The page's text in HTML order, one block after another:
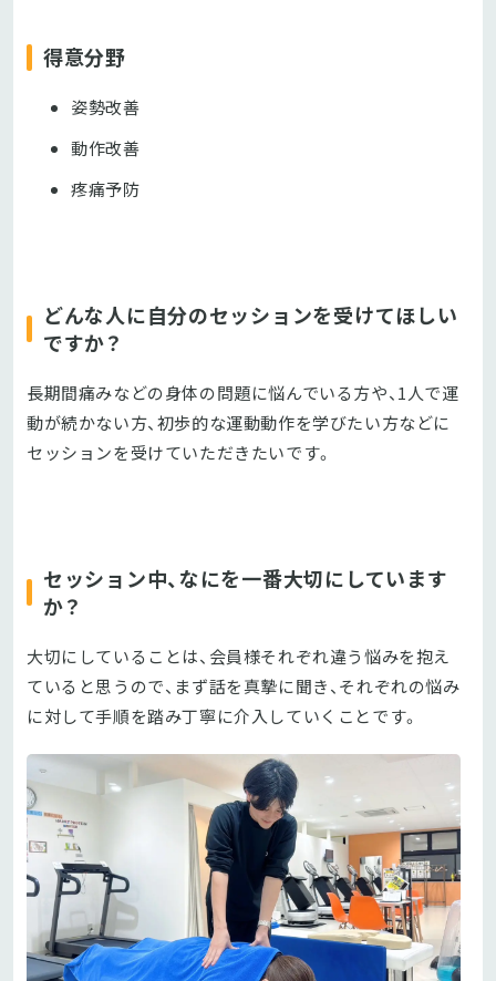
得意分野
姿勢改善
動作改善
疼痛予防
どんな人に自分のセッションを受けてほしい
ですか？
長期間痛みなどの身体の問題に悩んでいる方や、1人で運
動が続かない方、初歩的な運動動作を学びたい方などに
セッションを受けていただきたいです。
セッション中、なにを一番大切にしています
か？
大切にしていることは、会員様それぞれ違う悩みを抱え
ていると思うので、まず話を真摯に聞き、それぞれの悩み
に対して手順を踏み丁寧に介入していくことです。